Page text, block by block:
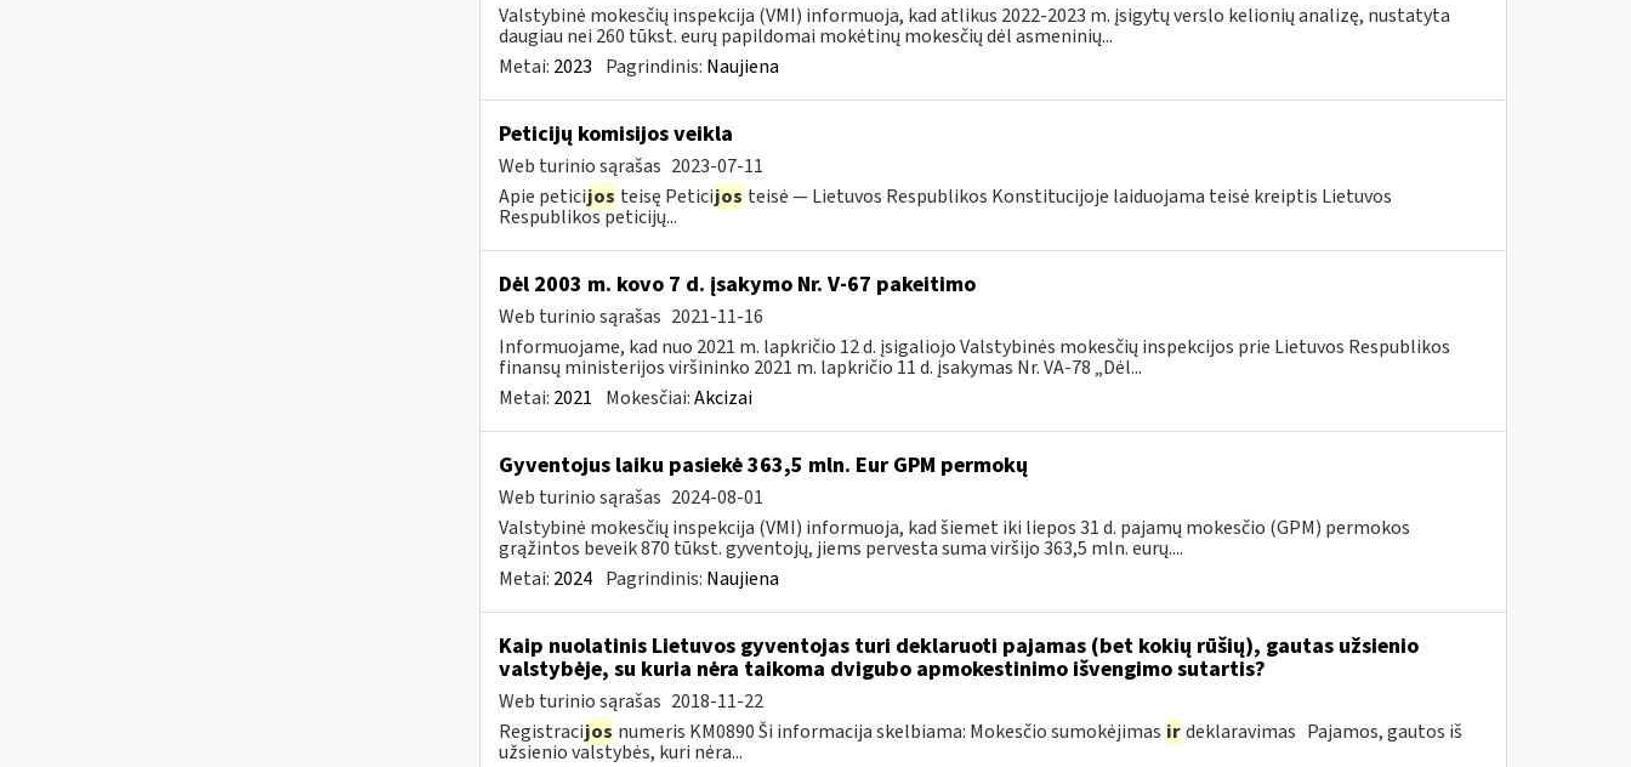
Valstybinė mokesčių inspekcija (VMI) informuoja, kad atlikus 2022-2023 m. įsigytų verslo kelionių analizę, nustatyta
daugiau nei 260 tūkst. eurų papildomai mokėtinų mokesčių dėl asmeninių...
Metai: 2023 Pagrindinis: Naujiena
Peticijų komisijos veikla
Web turinio sąrašas 2023-07-11
Apie peticijos teisę Peticijos teisė — Lietuvos Respublikos Konstitucijoje laiduojama teisė kreiptis Lietuvos
Respublikos peticijų...
Dėl 2003 m. kovo 7 d. įsakymo Nr. V-67 pakeitimo
Web turinio sąrašas 2021-11-16
Informuojame, kad nuo 2021 m. lapkričio 12 d. įsigaliojo Valstybinės mokesčių inspekcijos prie Lietuvos Respublikos
finansų ministerijos viršininko 2021 m. lapkričio 11 d. įsakymas Nr. VA-78 „Dėl...
Metai: 2021 Mokesčiai:Akcizai
Gyventojus laiku pasiekė 363,5 mln. Eur GPM permokų
Web turinio sąrašas 2024-08-01
Valstybinė mokesčių inspekcija (VMI) informuoja, kad šiemet iki liepos 31 d. pajamų mokesčio (GPM) permokos
grąžintos beveik 870 tūkst. gyventojų, jiems pervesta suma viršijo 363,5 mln. eurų....
Metai: 2024 Pagrindinis: Naujiena
Kaip nuolatinis Lietuvos gyventojas turi deklaruoti pajamas (bet kokių rūšių), gautas užsienio
valstybėje, su kuria nėra taikoma dvigubo apmokestinimo išvengimo sutartis?
Web turinio sąrašas 2018-11-22
Registracijos numeris KM0890 Ši informacija skelbiama: Mokesčio sumokėjimas ir deklaravimas Pajamos, gautos iš
užsienio valstybės, kuri nėra...